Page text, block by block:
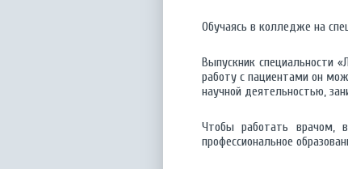
Обучаясь в колледже на
Выпускник специальности
работу с пациентами он
научной деятельностью,
Чтобы работать врачом,
профессиональное